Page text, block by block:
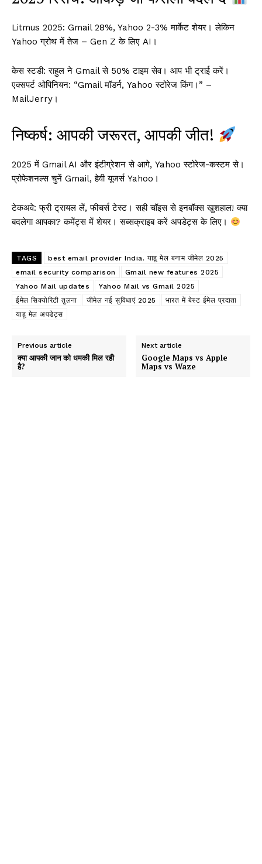
Litmus 2025: Gmail 28%, Yahoo 2-3% मार्केट शेयर। लेकिन
Yahoo ग्रोथ में तेज – Gen Z के लिए AI।
केस स्टडी: राहुल ने Gmail से 50% टाइम सेव। आप भी ट्राई करें।
एक्सपर्ट ओपिनियन: “Gmail मॉडर्न, Yahoo स्टोरेज किंग।” –
MailJerry।
निष्कर्ष: आपकी जरूरत, आपकी जीत!
2025 में Gmail AI और इंटीग्रेशन से आगे, Yahoo स्टोरेज-कस्टम से।
प्रोफेशनल्स चुनें Gmail, हेवी यूजर्स Yahoo।
टेकअवे: फ्री ट्रायल लें, फीचर्स टेस्ट। सही चॉइस से इनबॉक्स खुशहाल! क्या
बदलेगा आपका? कमेंट्स में शेयर। सब्सक्राइब करें अपडेट्स के लिए।
TAGS
best email provider India. याहू मेल बनाम जीमेल 2025
email security comparison
Gmail new features 2025
Yahoo Mail updates
Yahoo Mail vs Gmail 2025
ईमेल सिक्योरिटी तुलना
जीमेल नई सुविधाएं 2025
भारत में बेस्ट ईमेल प्रदाता
याहू मेल अपडेट्स
Previous article
क्या आपकी जान को धमकी मिल रही
है?
Next article
Google Maps vs Apple
Maps vs Waze